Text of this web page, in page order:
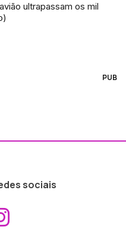
ultrapassam os mil
PUB
sociais
ao